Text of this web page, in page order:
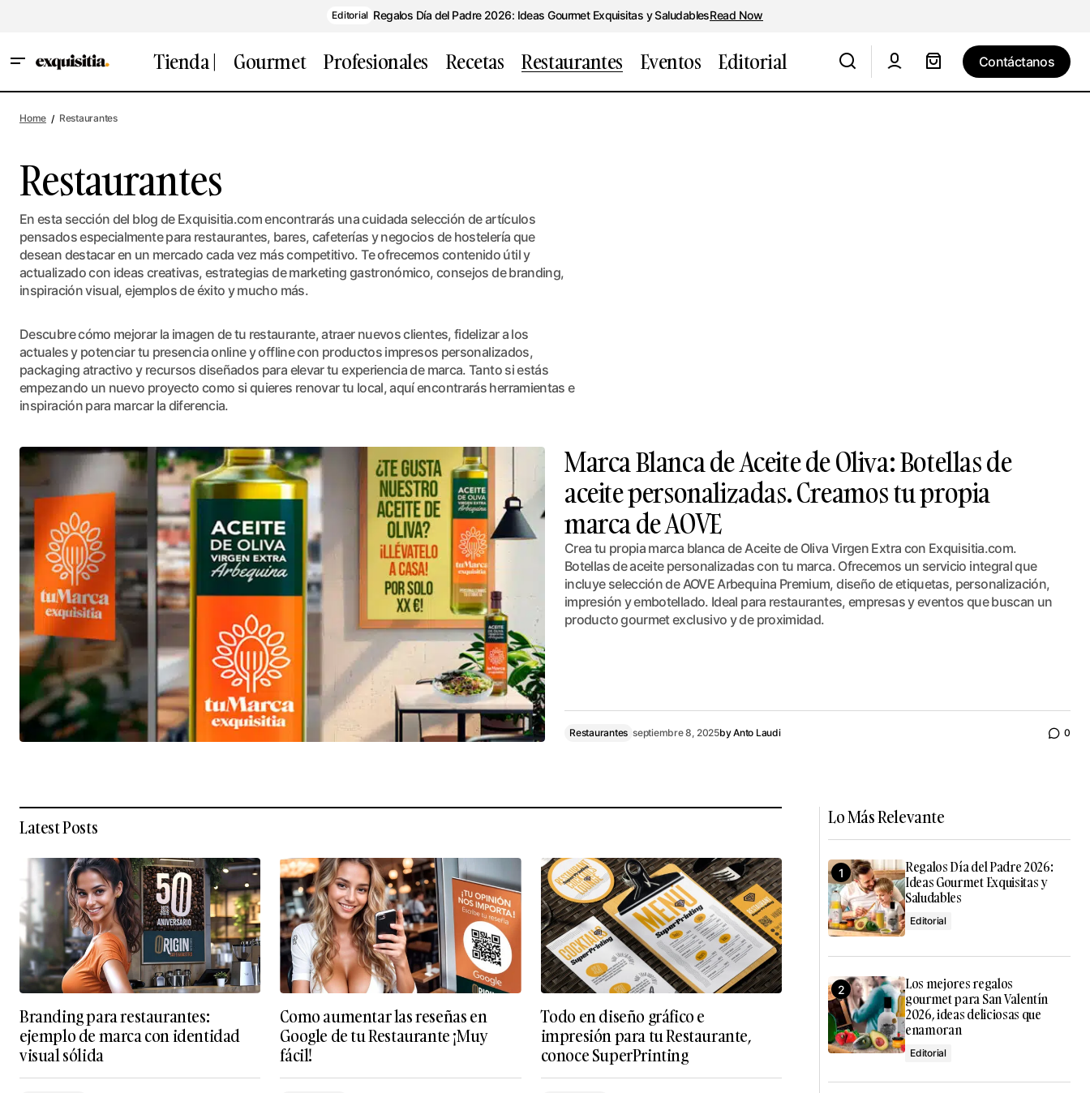
Editorial Regalos Día del Padre 2026: Ideas Gourmet Exquisitas y SaludablesRead Now
Tienda | Gourmet Profesionales Recetas Restaurantes Eventos Editorial
Contáctanos
Home Restaurantes
Restaurantes
En esta sección del blog de Exquisitia.com encontrarás una cuidada selección de artículos
pensados especialmente para restaurantes, bares, cafeterías y negocios de hostelería que
desean destacar en un mercado cada vez más competitivo. Te ofrecemos contenido útil y
actualizado con ideas creativas, estrategias de marketing gastronómico, consejos de branding,
inspiración visual, ejemplos de éxito y mucho más.
Descubre cómo mejorar la imagen de tu restaurante, atraer nuevos clientes, fidelizar a los
actuales y potenciar tu presencia online y offline con productos impresos personalizados,
packaging atractivo y recursos diseñados para elevar tu experiencia de marca. Tanto si estás
empezando un nuevo proyecto como si quieres renovar tu local, aquí encontrarás herramientas e
inspiración para marcar la diferencia.
Marca Blanca de Aceite de Oliva: Botellas de
aceite personalizadas. Creamos tu propia
marca de AOVE
Crea tu propia marca blanca de Aceite de Oliva Virgen Extra con Exquisitia.com.
Botellas de aceite personalizadas con tu marca. Ofrecemos un servicio integral que
incluye selección de AOVE Arbequina Premium, diseño de etiquetas, personalización,
impresión y embotellado. Ideal para restaurantes, empresas y eventos que buscan un
producto gourmet exclusivo y de proximidad.
Restaurantes septiembre 8, 2025byAnto Laudi 0
Latest Posts
Branding para restaurantes:
ejemplo de marca con identidad
visual sólida
Como aumentar las reseñas en
Google de tu Restaurante ¡Muy
fácil!
Todo en diseño gráfico e
impresión para tu Restaurante,
conoce SuperPrinting
Lo Más Relevante
Regalos Día del Padre 2026:
Ideas Gourmet Exquisitas y
Saludables
Editorial
Los mejores regalos
gourmet para San Valentín
2026, ideas deliciosas que
enamoran
Editorial